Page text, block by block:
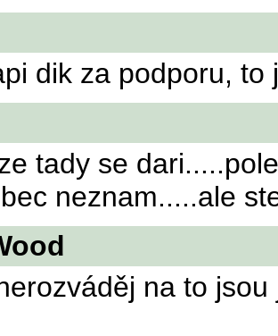
dik za podporu,
tady se
neznam.....ale
na to jsou